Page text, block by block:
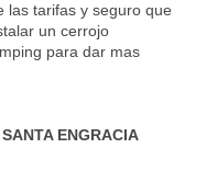
las tarifas y seguro que
un cerrojo
para dar mas
ENGRACIA